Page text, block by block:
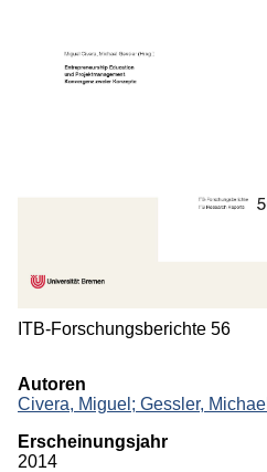
Beiträge in Sammelbänden
ITB-Forschungsberichte 56
Autoren
Civera, Miguel; Gessler, Michael
Erscheinungsjahr
2014